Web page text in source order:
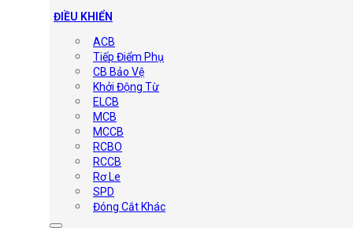
ĐIỀU KHIỂN
ACB
Tiếp Điểm Phụ
CB Bảo Vệ
Khởi Động Từ
ELCB
MCB
MCCB
RCBO
RCCB
Rơ Le
SPD
Đóng Cắt Khác